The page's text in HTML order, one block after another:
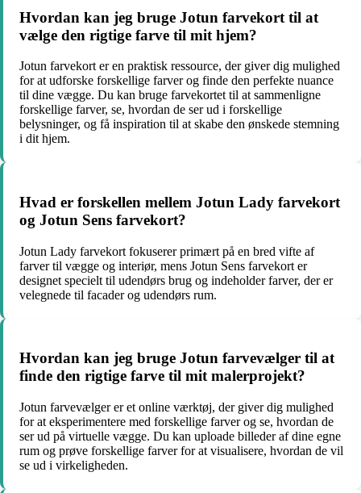
Hvordan kan jeg bruge Jotun farvekort til at
vælge den rigtige farve til mit hjem?
Jotun farvekort er en praktisk ressource, der giver dig mulighed
for at udforske forskellige farver og finde den perfekte nuance
til dine vægge. Du kan bruge farvekortet til at sammenligne
forskellige farver, se, hvordan de ser ud i forskellige
belysninger, og få inspiration til at skabe den ønskede stemning
i dit hjem.
Hvad er forskellen mellem Jotun Lady farvekort
og Jotun Sens farvekort?
Jotun Lady farvekort fokuserer primært på en bred vifte af
farver til vægge og interiør, mens Jotun Sens farvekort er
designet specielt til udendørs brug og indeholder farver, der er
velegnede til facader og udendørs rum.
Hvordan kan jeg bruge Jotun farvevælger til at
finde den rigtige farve til mit malerprojekt?
Jotun farvevælger er et online værktøj, der giver dig mulighed
for at eksperimentere med forskellige farver og se, hvordan de
ser ud på virtuelle vægge. Du kan uploade billeder af dine egne
rum og prøve forskellige farver for at visualisere, hvordan de vil
se ud i virkeligheden.